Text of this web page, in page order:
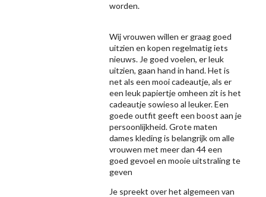
worden.
Wij vrouwen willen er graag goed
uitzien en kopen regelmatig iets
nieuws. Je goed voelen, er leuk
uitzien, gaan hand in hand. Het is
net als een mooi cadeautje, als er
een leuk papiertje omheen zit is het
cadeautje sowieso al leuker. Een
goede outfit geeft een boost aan je
persoonlijkheid. Grote maten
dames kleding is belangrijk om alle
vrouwen met meer dan 44 een
goed gevoel en mooie uitstraling te
geven
Je spreekt over het algemeen van